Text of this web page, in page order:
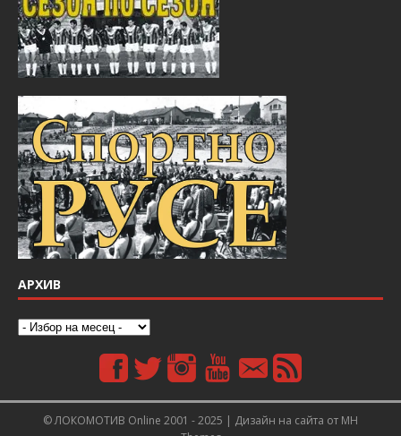
АРХИВ
© ЛОКОМОТИВ Online 2001 - 2025 | Дизайн на сайта от MH